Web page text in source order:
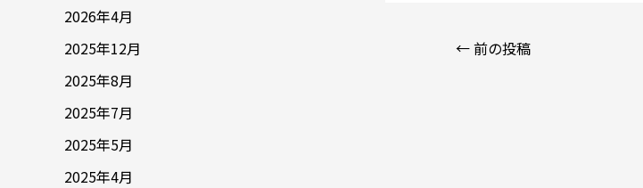
2026年4月
2025年12月
2025年8月
2025年7月
2025年5月
2025年4月
←前の投稿